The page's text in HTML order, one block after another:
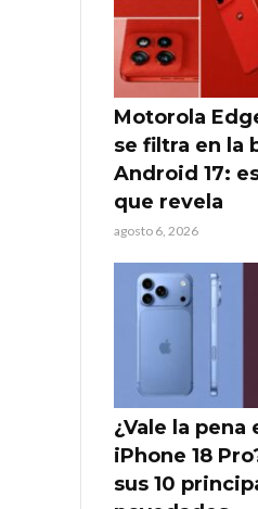
Motorola
se filtra en la
Android 17:
que revela
agosto 6, 2026
¿Vale la pena
iPhone 18
sus 10